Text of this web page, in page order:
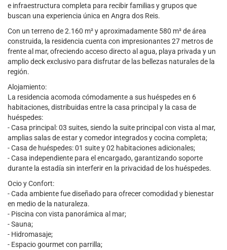
e infraestructura completa para recibir familias y grupos que
buscan una experiencia única en Angra dos Reis.
Con un terreno de 2.160 m² y aproximadamente 580 m² de área
construida, la residencia cuenta con impresionantes 27 metros de
frente al mar, ofreciendo acceso directo al agua, playa privada y un
amplio deck exclusivo para disfrutar de las bellezas naturales de la
región.
Alojamiento:
La residencia acomoda cómodamente a sus huéspedes en 6
habitaciones, distribuidas entre la casa principal y la casa de
huéspedes:
- Casa principal: 03 suites, siendo la suite principal con vista al mar,
amplias salas de estar y comedor integrados y cocina completa;
- Casa de huéspedes: 01 suite y 02 habitaciones adicionales;
- Casa independiente para el encargado, garantizando soporte
durante la estadía sin interferir en la privacidad de los huéspedes.
Ocio y Confort:
- Cada ambiente fue diseñado para ofrecer comodidad y bienestar
en medio de la naturaleza.
- Piscina con vista panorámica al mar;
- Sauna;
- Hidromasaje;
- Espacio gourmet con parrilla;